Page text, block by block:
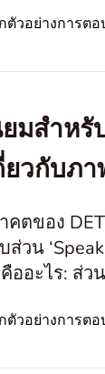
ตัวอย่างการต
มสำหรั
วกับภ
ตของ
วน
รของ DET มีการฝึกพูดเฉพาะ
ตัวอย่างการต